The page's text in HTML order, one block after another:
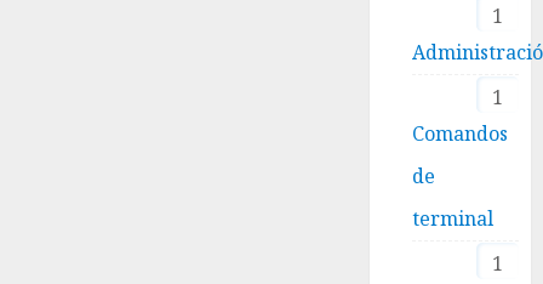
1
1
Comandos
de
terminal
1